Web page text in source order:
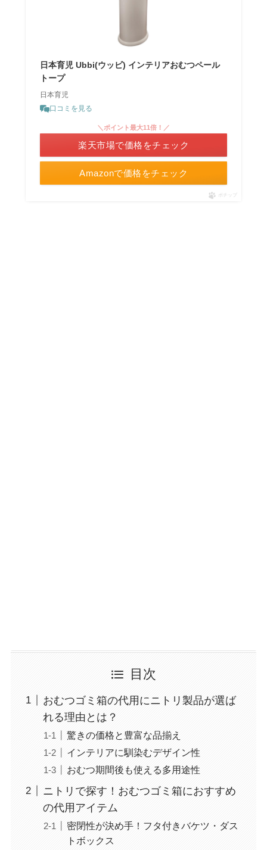
日本育児 Ubbi(ウッビ) インテリアおむつペール
トープ
日本育児
口コミを見る
Amazonで価格をチェック
＼ポイント最大11倍！／
楽天市場で価格をチェック
ポチップ
目次
おむつゴミ箱の代用にニトリ製品が選ば
れる理由とは？
驚きの価格と豊富な品揃え
インテリアに馴染むデザイン性
おむつ期間後も使える多用途性
ニトリで探す！おむつゴミ箱におすすめ
の代用アイテム
密閉性が決め手！フタ付きバケツ・ダス
トボックス